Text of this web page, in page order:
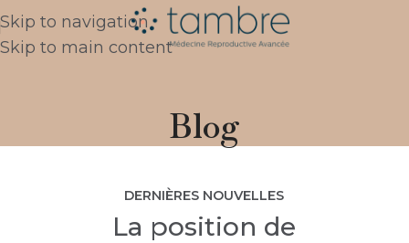
Skip to navigation
Skip to main content
Blog
DERNIÈRES NOUVELLES
La position de